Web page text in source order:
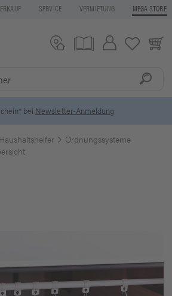
SERVICE VERMIETUNG MEGA STORE
bei Newsletter-Anmeldung
Haushaltshelfer
Ordnungssysteme